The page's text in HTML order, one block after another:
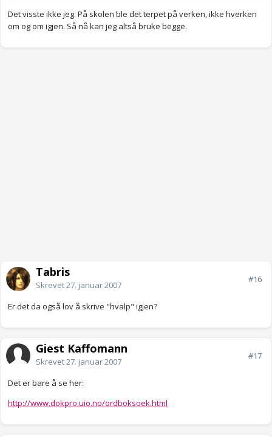
Det visste ikke jeg. På skolen ble det terpet på verken, ikke hverken
om og om igjen. Så nå kan jeg altså bruke begge.
Tabris
Skrevet27. januar 2007
#16
Er det da også lov å skrive "hvalp" igjen?
Gjest Kaffomann
Skrevet27. januar 2007
#17
Det er bare å se her:
http://www.dokpro.uio.no/ordboksoek.html